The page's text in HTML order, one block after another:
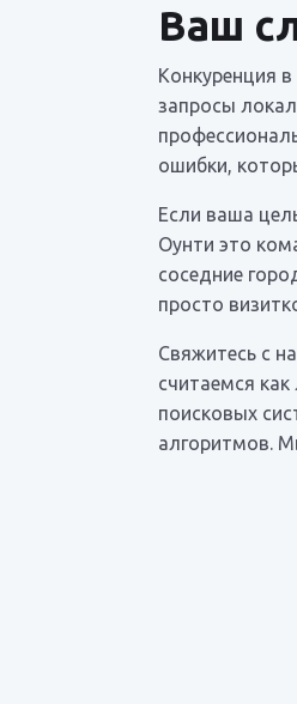
Ваш
Конкуренция
запросы
ошибки,
Если ваша
Оунти это
соседние
просто
Свяжитесь с
считаемся
поисковых
алгоритмов.